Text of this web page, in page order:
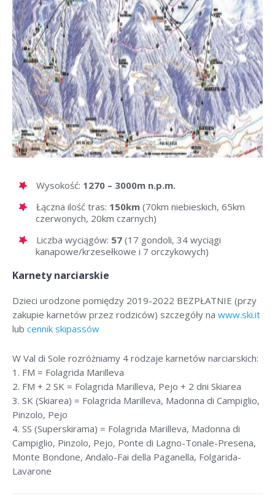
Wysokość: 1270 – 3000m n.p.m.
Łączna ilość tras: 150km (70km niebieskich, 65km
czerwonych, 20km czarnych)
Liczba wyciągów: 57 (17 gondoli, 34 wyciągi
kanapowe/krzesełkowe i 7 orczykowych)
Karnety narciarskie
Dzieci urodzone pomiędzy 2019-2022 BEZPŁATNIE (przy
zakupie karnetów przez rodziców) szczegóły na www.ski.it
lub cennik skipassów
W Val di Sole rozróżniamy 4 rodzaje karnetów narciarskich:
1. FM = Folagrida Marilleva
2. FM + 2 SK = Folagrida Marilleva, Pejo + 2 dni Skiarea
3. SK (Skiarea) = Folagrida Marilleva, Madonna di Campiglio,
Pinzolo, Pejo
4. SS (Superskirama) = Folagrida Marilleva, Madonna di
Campiglio, Pinzolo, Pejo, Ponte di Lagno-Tonale-Presena,
Monte Bondone, Andalo-Fai della Paganella, Folgarida-
Lavarone